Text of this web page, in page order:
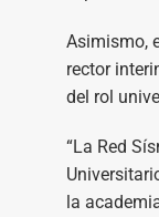
Asimismo,
rector
del rol
“La Red
la